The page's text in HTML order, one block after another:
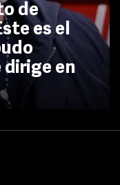
de
es el
dirige en